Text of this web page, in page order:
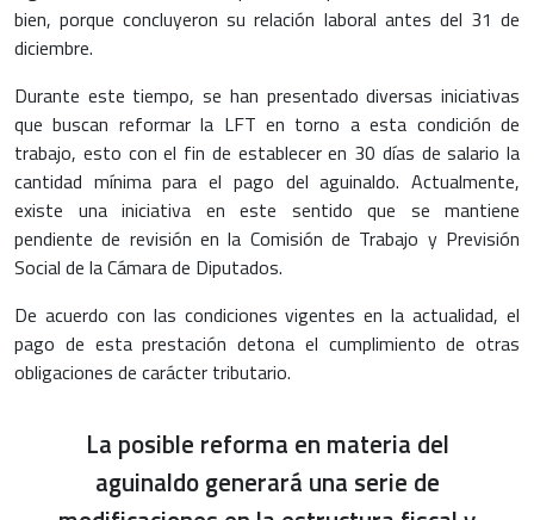
bien, porque concluyeron su relación laboral antes del 31 de
diciembre.
Durante este tiempo, se han presentado diversas iniciativas
que buscan reformar la LFT en torno a esta condición de
trabajo, esto con el fin de establecer en 30 días de salario la
cantidad mínima para el pago del aguinaldo. Actualmente,
existe una iniciativa en este sentido que se mantiene
pendiente de revisión en la Comisión de Trabajo y Previsión
Social de la Cámara de Diputados.
De acuerdo con las condiciones vigentes en la actualidad, el
pago de esta prestación detona el cumplimiento de otras
obligaciones de carácter tributario.
La posible reforma en materia del
aguinaldo generará una serie de